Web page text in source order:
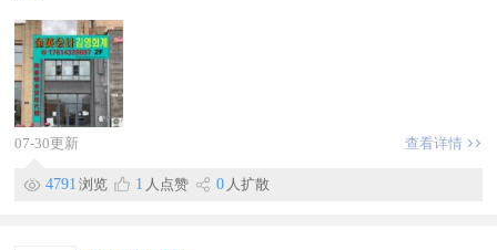
工作地点，世代第一城金英会计代理
信息有效期到2026/07/21
联系时，请说明在【珲春圈】看到的~
07-30更新 查看详情
4791 浏览 1 人点赞 0 人扩散